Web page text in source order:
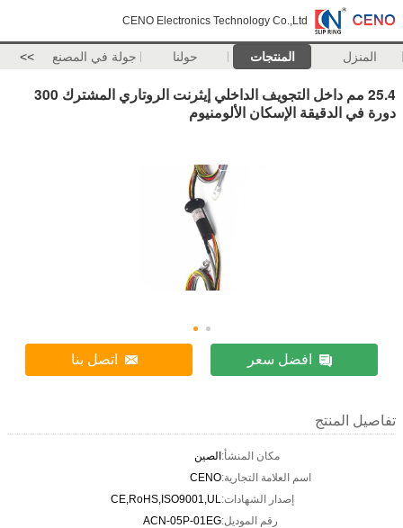
CENO Electronics Technology Co.,Ltd
المنزل المنتجات حولنا جولة في المصنع >>
25.4 مم داخل التجويف الداخلي إيثرنت الروتاري المشترك 300
دورة في الدقيقة الإسكان الألومنيوم
افضل سعر اتصل بنا
تفاصيل المنتج
مكان المنشأ:الصين
اسم العلامة التجارية:CENO
إصدار الشهادات:CE,RoHS,ISO9001,UL
رقم الموديل:ACN-05P-01EG